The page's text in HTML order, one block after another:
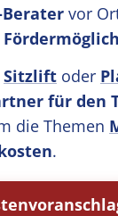
vor
Sitzlift oder
für den
die Themen
.